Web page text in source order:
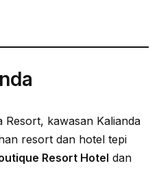
Resort, kawasan Kalianda
resort dan hotel tepi
Resort Hotel dan